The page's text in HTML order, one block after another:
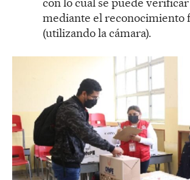
mediante el reconocimiento
(utilizando la cámara).